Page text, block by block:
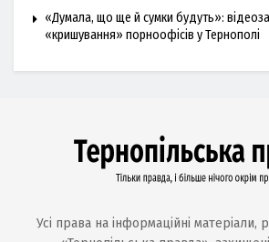
«Думала, що ще й сумки будуть»:
«кришування» порноофісів у Тернополі
Усі права на інформаційні матеріали,